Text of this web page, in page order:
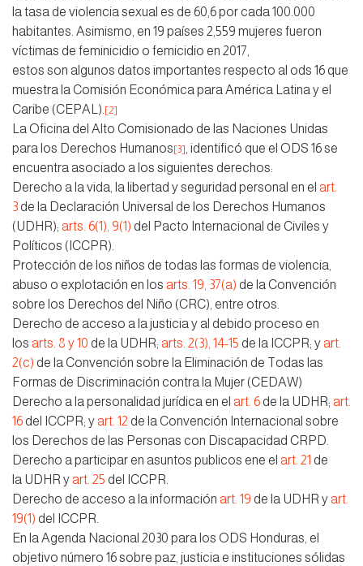
la tasa de violencia sexual es de 60,6 por cada 100.000
habitantes. Asimismo, en 19 países 2,559 mujeres fueron
víctimas de feminicidio o femicidio en 2017,
estos son algunos datos importantes respecto al ods 16 que
muestra la Comisión Económica para América Latina y el
Caribe (CEPAL). [2]
La Oficina del Alto Comisionado de las Naciones Unidas
para los Derechos Humanos[3] , identificó que el ODS 16 se
encuentra asociado a los siguientes derechos:
Derecho a la vida, la libertad y seguridad personal en el art.
3de la Declaración Universal de los Derechos Humanos
(UDHR); arts. 6(1), 9(1) del Pacto Internacional de Civiles y
Políticos (ICCPR).
Protección de los niños de todas las formas de violencia,
abuso o explotación en los arts. 19, 37(a) de la Convención
sobre los Derechos del Niño (CRC), entre otros.
Derecho de acceso a la justicia y al debido proceso en
los arts. 8 y 10 de la UDHR; arts. 2(3), 14-15 de la ICCPR; y art.
2(c) de la Convención sobre la Eliminación de Todas las
Formas de Discriminación contra la Mujer (CEDAW)
Derecho a la personalidad jurídica en el art. 6de la UDHR; art.
16del ICCPR; y art. 12 de la Convención Internacional sobre
los Derechos de las Personas con Discapacidad CRPD.
Derecho a participar en asuntos publicos ene el art. 21 de
la UDHR y art. 25 del ICCPR.
Derecho de acceso a la información art. 19 de la UDHR y art.
19(1) del ICCPR.
En la Agenda Nacional 2030 para los ODS Honduras, el
objetivo número 16 sobre paz, justicia e instituciones sólidas